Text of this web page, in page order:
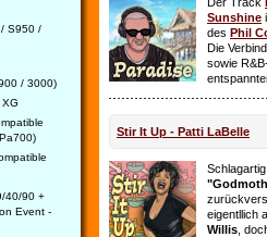
/ S950 /
/ 3000)
40/90 +
Event -
Sunshine
des Phil
Die
sowie
Stir It Up - Patti LaBelle
eigentllich
Willis ,